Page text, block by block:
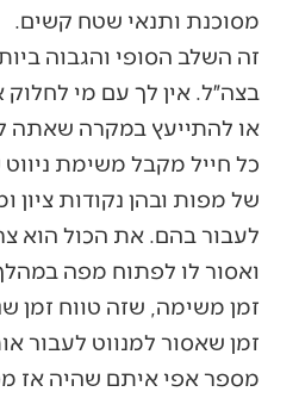
מסוכנת ותנאי שטח קשים.
זה השלב הסופי והגבוה
בצה״ל. אין לך עם מי
או להתייעץ במקרה שאתה
כל חייל מקבל משימת
של מפות ובהן נקודות ציון
לעבור בהם. את הכול הוא
ואסור לו לפתוח מפה במהלך
זמן משימה, שזה טווח זמן
זמן שאסור למנווט לעבור
מספר אפי איתם שהיה אז